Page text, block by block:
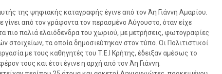
της ψηφιακής καταγραφής έγινε από τον Άη Γιάννη Αμαρίου.
γίνει από τον γράφοντα τον περασμένο Αύγουστο, όταν είχε
πιο παλιά ελαιόδενδρα του χωριού, με μετρήσεις, φωτογραφίες
στοιχείων, τα οποία δημοσιεύτηκαν στον τύπο. Οι Πολιτιστικοί
με τους καθηγητές του Τ.Ε.Ι Κρήτης, έδειξαν αμέσως το
τους και έτσι έγινε η αρχή από τον Άη Γιάννη.